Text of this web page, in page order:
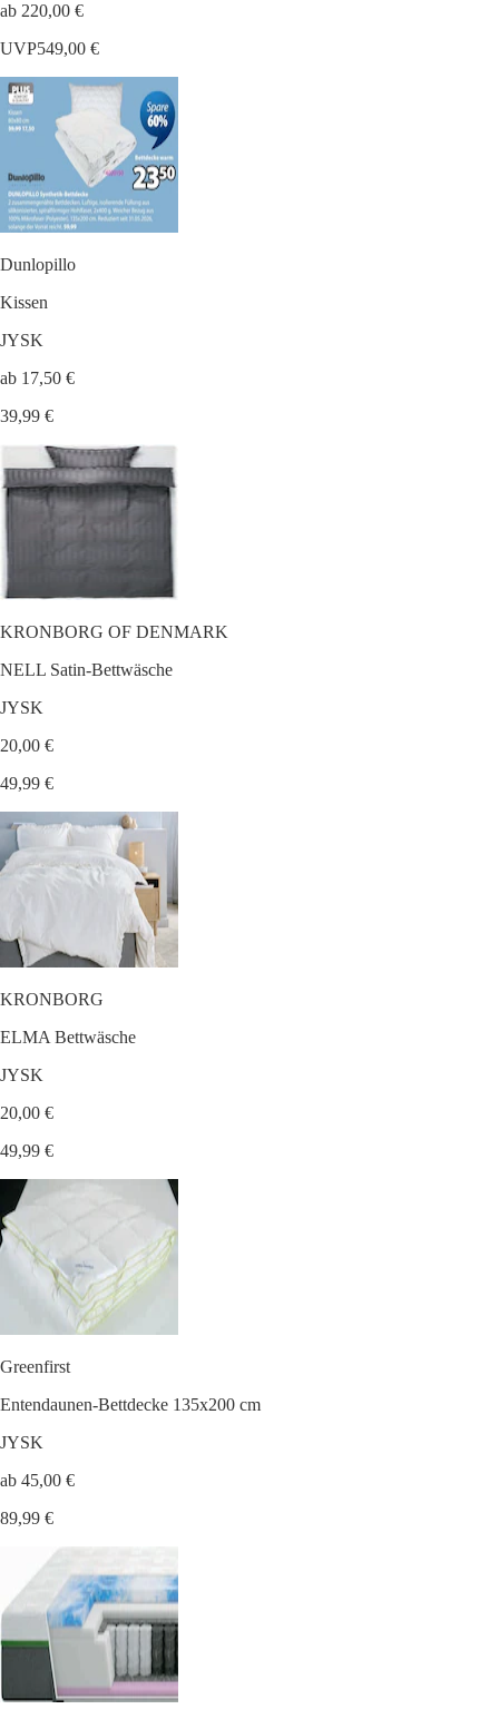
ab 220,00 €
UVP549,00 €
Dunlopillo
Kissen
JYSK
ab 17,50 €
39,99 €
KRONBORG OF DENMARK
NELL Satin-Bettwäsche
JYSK
20,00 €
49,99 €
KRONBORG
ELMA Bettwäsche
JYSK
20,00 €
49,99 €
Greenfirst
Entendaunen-Bettdecke 135x200 cm
JYSK
ab 45,00 €
89,99 €